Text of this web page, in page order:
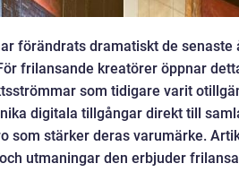
förändrats dramatiskt de senaste
frilansande kreatörer öppnar
som tidigare varit
digitala tillgångar direkt till
som stärker deras varumärke.
utmaningar den erbjuder